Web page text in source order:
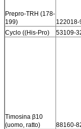
Prepro-TRH (178-
199)
122018-
Cyclo ((His-Pro)
53109-
Timosina β10
(uomo, ratto)
88160-